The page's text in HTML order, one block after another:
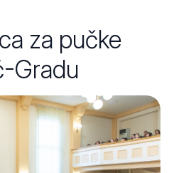
za pučke
Gradu